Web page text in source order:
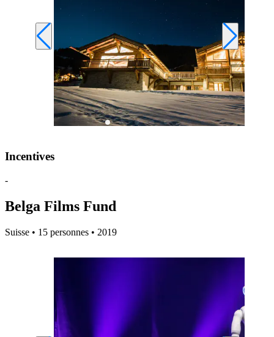
Incentives
-
Belga Films Fund
Suisse • 15 personnes • 2019